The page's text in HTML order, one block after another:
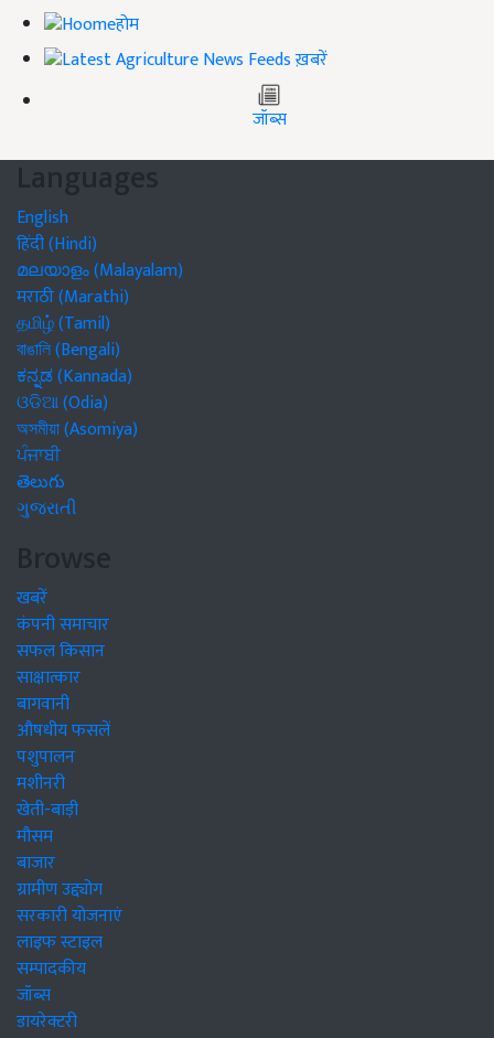
होम
ख़बरें
जॉब्स
Languages
English
हिंदी (Hindi)
മലയാളം (Malayalam)
मराठी (Marathi)
தமிழ் (Tamil)
বাঙালি (Bengali)
ಕನ್ನಡ (Kannada)
ଓଡିଆ (Odia)
অসমীয়া (Asomiya)
ਪੰਜਾਬੀ
తెలుగు
ગુજરાતી
Browse
खबरें
कंपनी समाचार
सफल किसान
साक्षात्कार
बागवानी
औषधीय फसलें
पशुपालन
मशीनरी
खेती-बाड़ी
मौसम
बाजार
ग्रामीण उद्द्योग
सरकारी योजनाएं
लाइफ स्टाइल
सम्पादकीय
जॉब्स
डायरेक्टरी